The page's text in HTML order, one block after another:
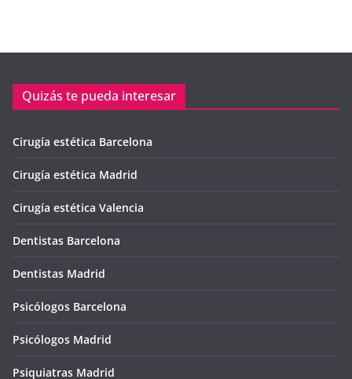
Quizás te pueda interesar
Cirugía estética Barcelona
Cirugía estética Madrid
Cirugía estética Valencia
Dentistas Barcelona
Dentistas Madrid
Psicólogos Barcelona
Psicólogos Madrid
Psiquiatras Madrid